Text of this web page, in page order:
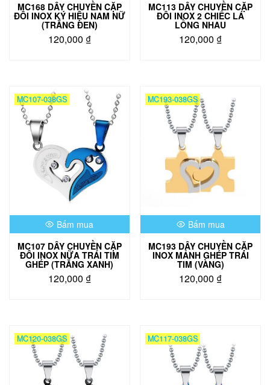
MC168 DÂY CHUYỀN CẶP
ĐÔI INOX KÝ HIỆU NAM NỮ
(TRẮNG ĐEN)
120,000 ₫
MC113 DÂY CHUYỀN CẶP
ĐÔI INOX 2 CHIẾC LÁ
LỒNG NHAU
120,000 ₫
MC107-038GS
Bấm mua
MC107 DÂY CHUYỀN CẶP
ĐÔI INOX NỮA TRÁI TIM
GHÉP (TRẮNG XANH)
120,000 ₫
MC193-038GS
Bấm mua
MC193 DÂY CHUYỀN CẶP
INOX MẢNH GHÉP TRÁI
TIM (VÀNG)
120,000 ₫
MC120-038GS MC117-038GS